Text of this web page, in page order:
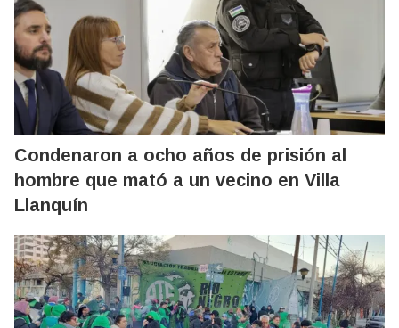
Condenaron a ocho años de prisión al
hombre que mató a un vecino en Villa
Llanquín